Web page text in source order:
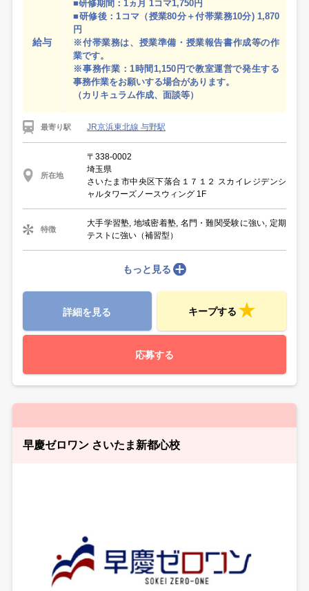
給与
■研修期間：1ヵ月 1コマ1,750円
■研修後：1コマ（授業80分＋付帯業務10分) 1,870
円
※付帯業務は、授業準備・授業報告書作成等の作
業です。
※事務作業：1時間1,150円で教室運営で発生する
事務作業をお願いする場合があります。
（カリキュラム作成、面談等）
最寄り駅 JR京浜東北線 与野駅
所在地
〒338-0002
埼玉県
さいたま市中央区下落合１７１２ スカイレジデンシ
ャルタワーズノースウィング 1F
特徴
大手学習塾, 地域密着塾, 名門・難関受験に強い, 定期
テストに強い（補習型）
もっと見る
詳細を見る キープする
応募する
早慶ゼロワン さいたま新都心校